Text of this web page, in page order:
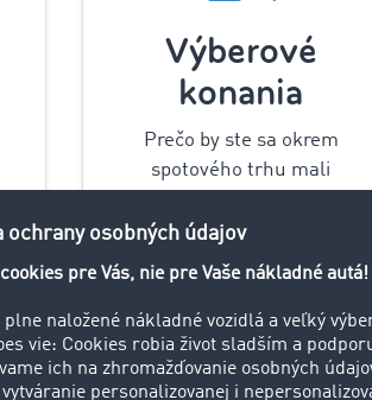
Výberové
konania
Prečo by ste sa okrem
spotového trhu mali
konania? Ukážeme vám to!